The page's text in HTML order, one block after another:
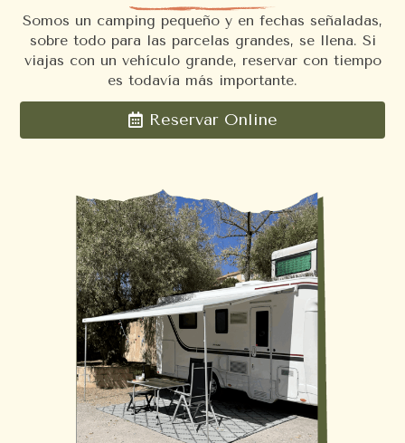
Somos un camping pequeño y en fechas señaladas,
sobre todo para las parcelas grandes, se llena. Si
viajas con un vehículo grande, reservar con tiempo
es todavía más importante.
Reservar Online